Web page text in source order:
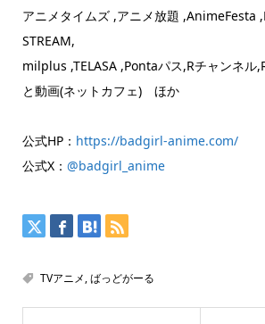
アニメタイムズ ,アニメ放題 ,AnimeFesta
STREAM,
milplus ,TELASA ,Pontaパス,Rチャンネル
と動画(ネットカフェ) ほか
公式HP： https://badgirl-anime.com/
公式X： @badgirl_anime
TVアニメ,ばっどがーる